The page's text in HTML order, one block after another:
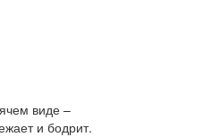
виде –
и бодрит.